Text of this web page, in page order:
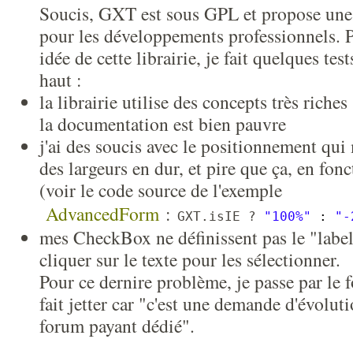
Soucis, GXT est sous GPL et propose
pour les développements professionnels.
idée de cette librairie, je fait quelques
haut :
la librairie utilise des concepts très
la documentation est bien pauvre
j'ai des soucis avec le positionnement qui
des largeurs en dur, et pire que ça, en
(voir le code source de l'exemple
AdvancedForm : GXT.isIE ? "100%" : "-
mes CheckBox ne définissent pas le
cliquer sur le texte pour les sélectionner.
Pour ce dernire problème, je passe par le
fait jetter car "c'est une demande
forum payant dédié".